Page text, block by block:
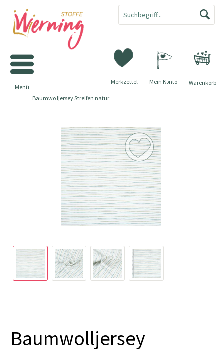
Warenkorb
Merkzettel Mein Konto
Menü
Baumwolljersey Streifen natur
Baumwolljersey